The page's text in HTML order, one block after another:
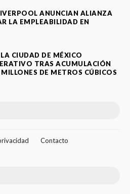
ANUNCIAN ALIANZA
LA EMPLEABILIDAD EN
CIUDAD DE MÉXICO
TRAS ACUMULACIÓN
DE METROS CÚBICOS
Contacto